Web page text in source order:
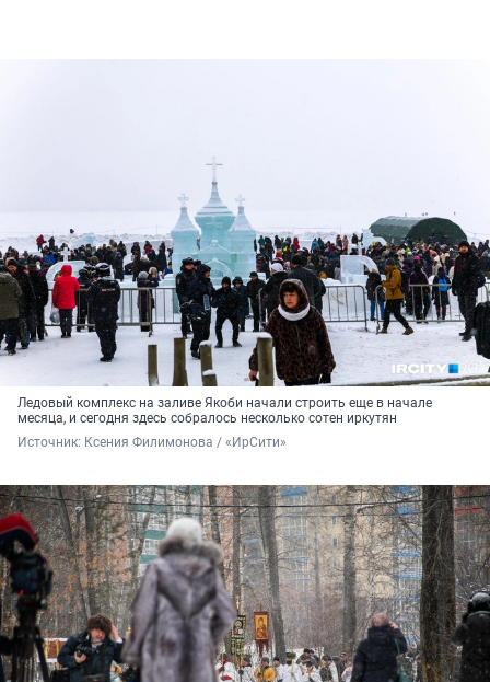
Ледовый комплекс на заливе Якоби начали строить еще в начале
месяца, и сегодня здесь собралось несколько сотен иркутян
Источник: Ксения Филимонова / «ИрСити»